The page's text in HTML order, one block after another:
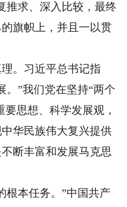
推求、深入比较，最终
旗帜上，并且一以贯
。习近平总书记指
。”我们党在坚持“两个
思想、科学发展观，
华民族伟大复兴提供
断丰富和发展马克思
本任务。”中国共产